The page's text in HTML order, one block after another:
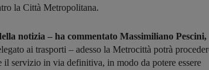
la Città Metropolitana.
notizia – ha commentato Massimiliano Pescini,
ai trasporti – adesso la Metrocittà potrà
il servizio in via definitiva, in modo da potere essere